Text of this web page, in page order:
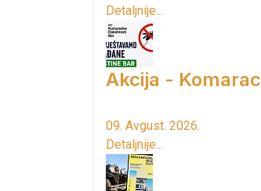
Detaljnije...
Akcija - Komarac
09. Avgust. 2026.
Detaljnije...